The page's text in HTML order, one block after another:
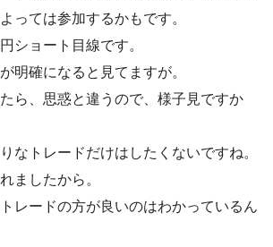
っては参加するかもです。
ショート目線です。
明確になると見てますが。
ら、思惑と違うので、様子見ですか
なトレードだけはしたくないですね。
ましたから。
レードの方が良いのはわかっているん